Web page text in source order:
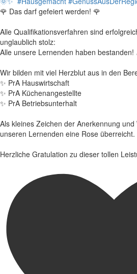
🌹 Das darf gefeiert werden! 🌹
Alle Qualifikationsverfahren sind
unglaublich stolz:
Alle unsere Lernenden haben bestanden!
Wir bilden mit viel Herzblut aus in den
✨ PrA Hauswirtschaft
✨ PrA Küchenangestellte
✨ PrA Betriebsunterhalt
Als kleines Zeichen der Anerkennung
unseren Lernenden eine Rose überreicht.
Herzliche Gratulation zu dieser tollen